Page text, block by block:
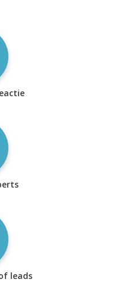
leads